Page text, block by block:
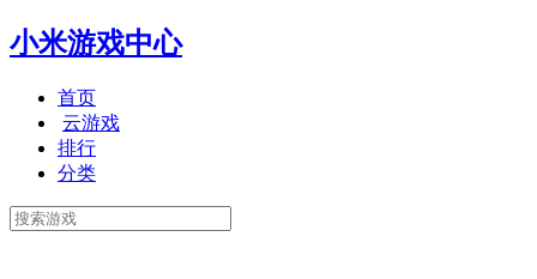
小米游戏中心
首页
云游戏
排行
分类